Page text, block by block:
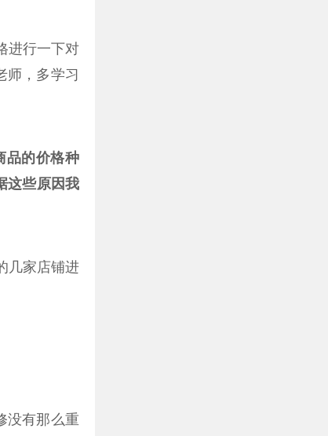
进行一下对
师，多学习
品的价格种
这些原因我
几家店铺进
没有那么重